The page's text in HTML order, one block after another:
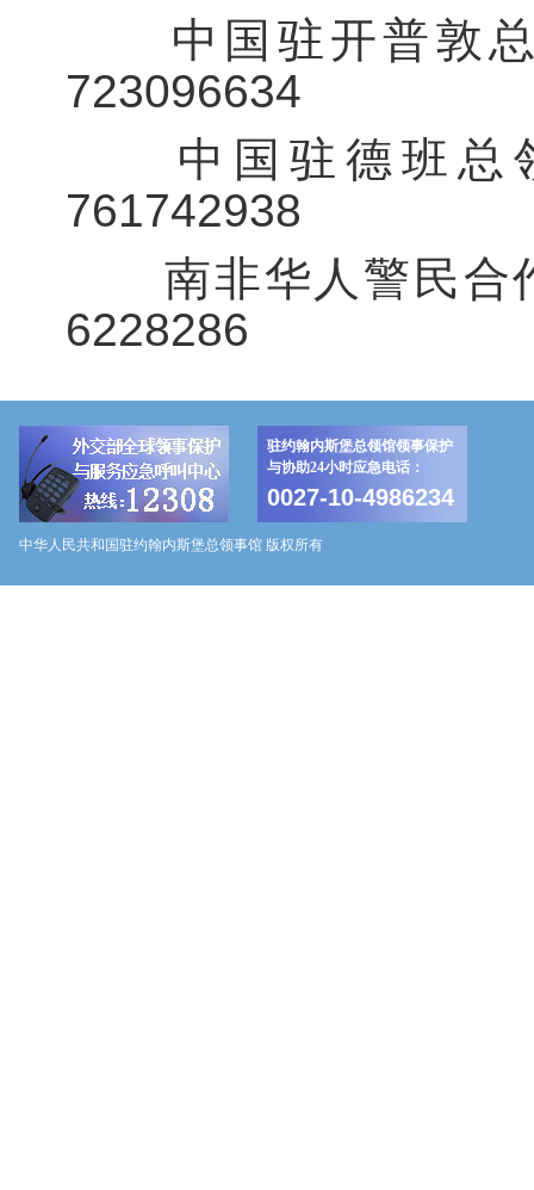
中国驻开普敦总
723096634
中国驻德班总领
761742938
南非华人警民合作
6228286
驻约翰内斯堡总领馆领事保护
与协助24小时应急电话：
0027-10-4986234
中华人民共和国驻约翰内斯堡总领事馆 版权所有